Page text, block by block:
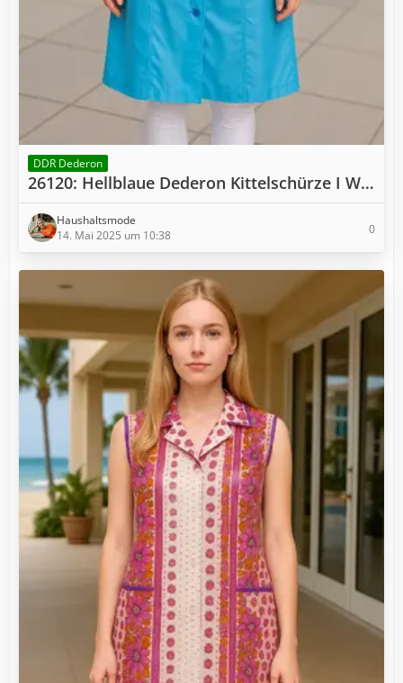
DDR Dederon
26120: Hellblaue Dederon Kittelschürze I W51
Haushaltsmode
14. Mai 2025 um 10:38
0